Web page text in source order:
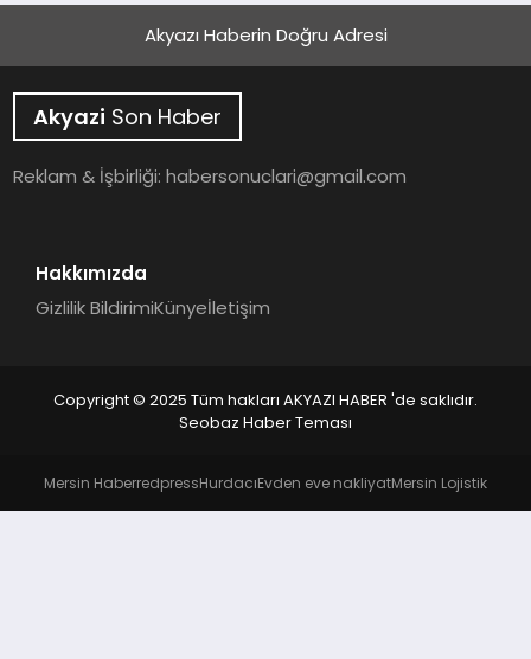
YAŞAM
Akyazı Haberin Doğru Adresi
Akyazi Son Haber
Reklam & İşbirliği:habersonuclari@gmail.com
Hakkımızda
Gizlilik BildirimiKünyeİletişim
Copyright © 2025 Tüm hakları AKYAZI HABER 'de saklıdır.
Seobaz Haber Teması
Mersin HaberredpressHurdacıEvden eve nakliyatMersin Lojistik